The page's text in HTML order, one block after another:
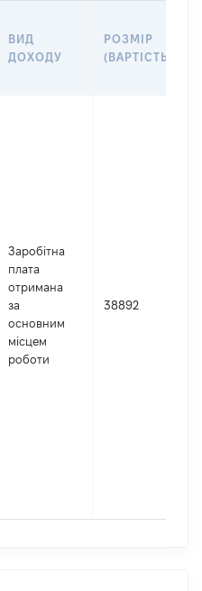
ВИД
ДОХОДУ
РОЗМІР
(ВАРТІСТЬ)
Заробітна
плата
отримана
за
основним
місцем
роботи
38892